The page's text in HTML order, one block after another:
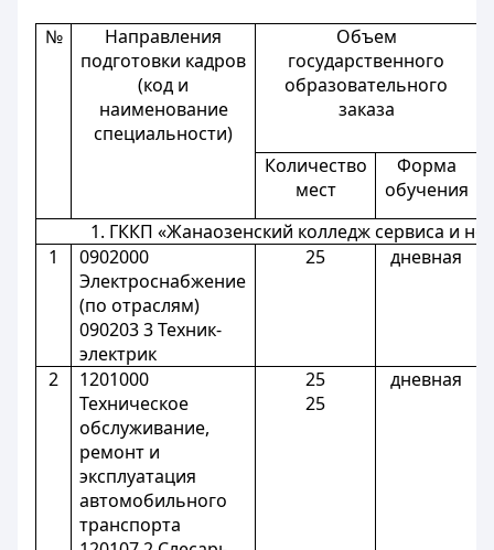
№
Направления
подготовки кадров
(код и
наименование
специальности)
Объем
государственного
образовательного
заказа
Количество
мест
Форма
обучения
1. ГККП «Жанаозенский колледж сервиса и
1
0902000
Электроснабжение
(по отраслям)
090203 3 Техник-
электрик
25 дневная
2
1201000
Техническое
обслуживание,
ремонт и
эксплуатация
автомобильного
транспорта
25
25
дневная